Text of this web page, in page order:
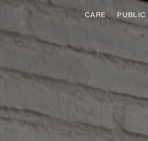
CARE PUBLIC